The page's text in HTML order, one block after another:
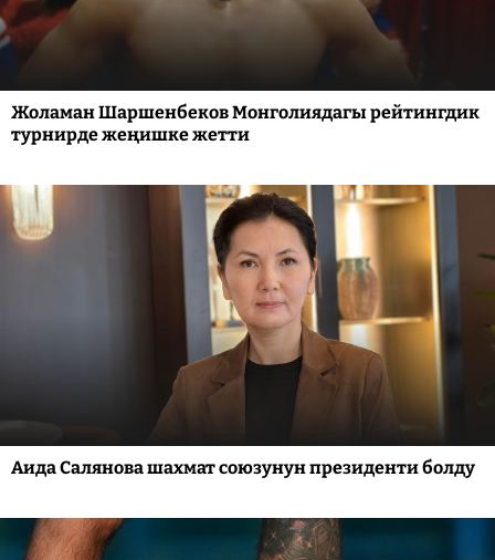
Жоламан Шаршенбеков Монголиядагы рейтингдик
турнирде жеңишке жетти
Аида Салянова шахмат союзунун президенти болду